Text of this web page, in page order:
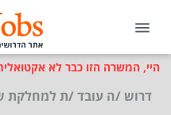
היי, המשרה הזו כבר לא
דרוש /ה עובד /ת למחלקת